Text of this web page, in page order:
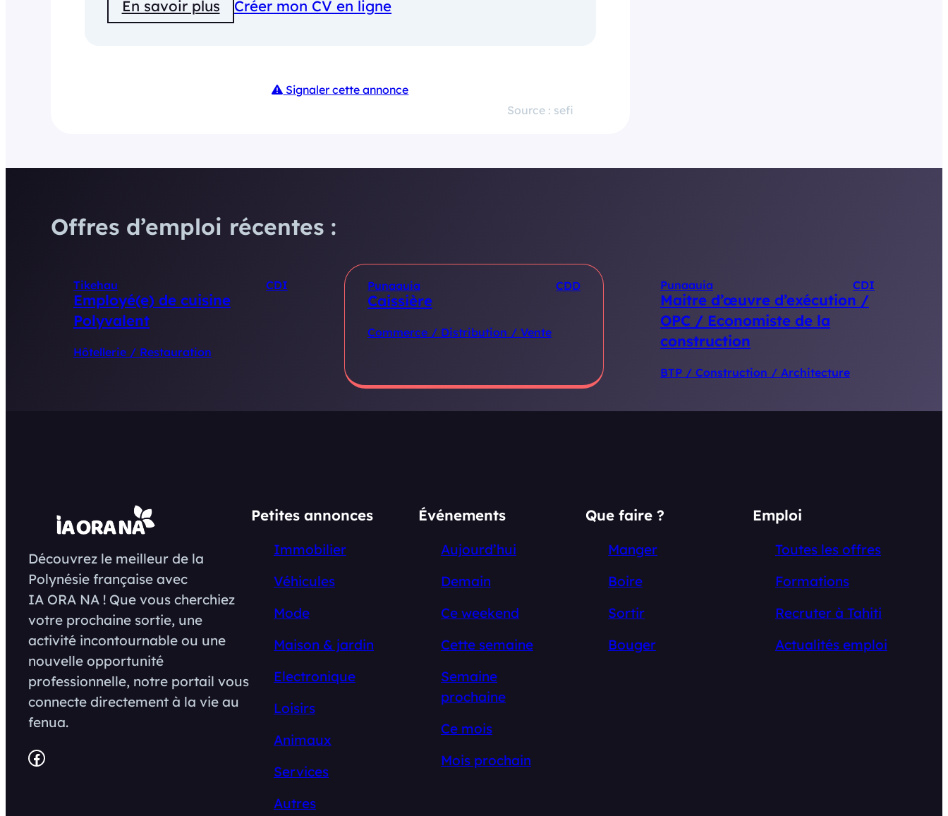
En savoir plus Créer mon CV en ligne
Signaler cette annonce
Source : sefi
Offres d’emploi récentes :
Tikehau CDI
Employé(e) de cuisine
Polyvalent
Hôtellerie / Restauration
Punaauia CDD
Caissière
Commerce / Distribution / Vente
Punaauia CDI
Maitre d’œuvre d’exécution /
OPC / Economiste de la
construction
BTP / Construction / Architecture
Découvrez le meilleur de la
Polynésie française avec
IA ORA NA ! Que vous cherchiez
votre prochaine sortie, une
activité incontournable ou une
nouvelle opportunité
professionnelle, notre portail vous
connecte directement à la vie au
fenua.
Facebook
Petites annonces
Immobilier
Véhicules
Mode
Maison & jardin
Electronique
Loisirs
Animaux
Services
Autres
Événements
Aujourd’hui
Demain
Ce weekend
Cette semaine
Semaine
prochaine
Ce mois
Mois prochain
Que faire ?
Manger
Boire
Sortir
Bouger
Emploi
Toutes les offres
Formations
Recruter à Tahiti
Actualités emploi